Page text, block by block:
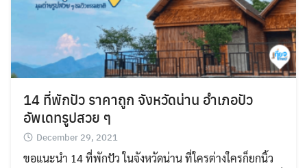
14 ที่พักปัว ราคาถูก จังหวัดน่าน อำเภอปัว
อัพเดทรูปสวย ๆ
December 29, 2021
ขอแนะนำ 14 ที่พักปัว ในจังหวัดน่าน ที่ใครต่างใครก็ยกนิ้ว